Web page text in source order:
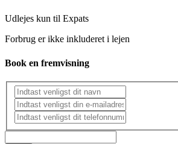
Udlejes kun til Expats
Forbrug er ikke inkluderet i lejen
Book en fremvisning